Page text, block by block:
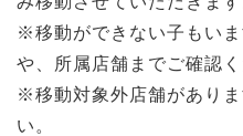
※移動ができない子もい
や、所属店舗までご確認く
※移動対象外店舗があり
い。